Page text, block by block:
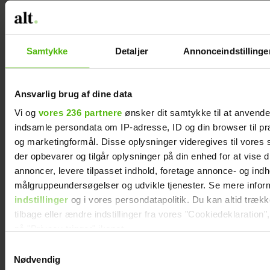
Samtykke Detaljer
Ansvarlig brug af dine data
Vi og vores 236 partnere ønsker dit samtykke til at
indsamle persondata om IP-adresse, ID og din browser til
og marketingformål. Disse oplysninger videregives til vores
der opbevarer og tilgår oplysninger på din enhed for at vise
annoncer, levere tilpasset indhold, foretage annonce- og
målgruppeundersøgelser og udvikle tjenester. Se mere
indstillingerog i vores persondatapolitik. Du kan altid
tilbage eller ændre indstillinger fra vores
Dine valg anvendes på hele websitet.
Nødvendig
"Når du er rolig, vil din vejrtrækning helt
automatisk bevæge sig længere ned, og
der vil være en fin balance mellem ilt og
kuldioxid. Det vil sige, når vi er rolige, ilter
vi kroppen bedre, vi overfører ilt fra blodet
til vores celler og væv på en helt anden
måde, end hvis vejrtrækningen er stresset,"
siger han og fortsætter:
"Hvor det sympatiske nervesystem er lidt
en speeder, der accelererer vores evne til
at kæmpe og flygte, kalder man det
parasympatiske for ”rest and digest”. Når
kan det måles på et nedsat